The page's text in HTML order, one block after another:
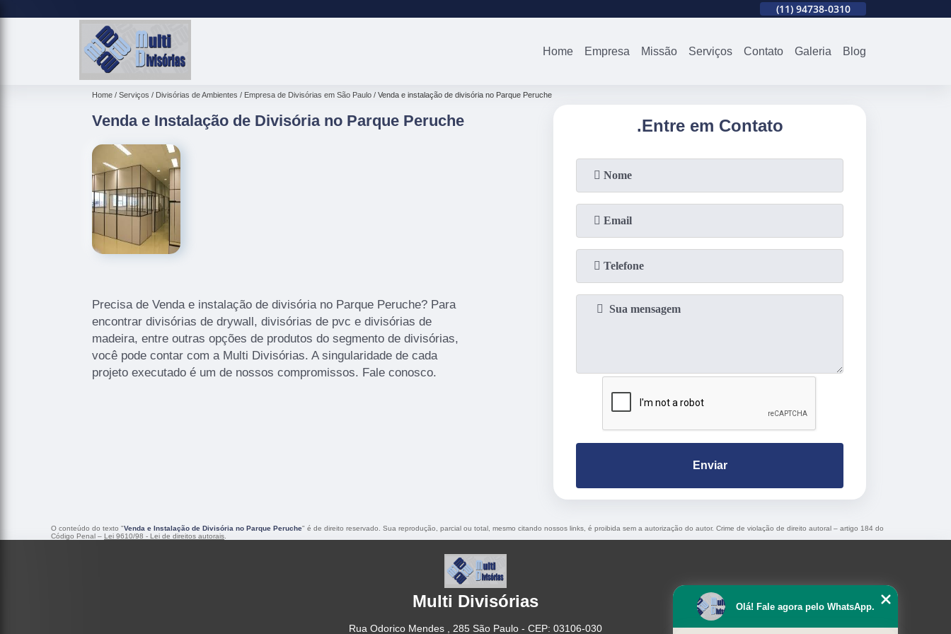
(11) 94738-0310
Home Empresa Missão Serviços Contato Galeria Blog
Home Serviços Divisórias de Ambientes Empresa de Divisórias em São Paulo Venda e instalação de divisória no Parque Peruche
Venda e Instalação de Divisória no Parque Peruche
Precisa de Venda e instalação de divisória no Parque Peruche? Para
encontrar divisórias de drywall, divisórias de pvc e divisórias de
madeira, entre outras opções de produtos do segmento de divisórias,
você pode contar com a Multi Divisórias. A singularidade de cada
projeto executado é um de nossos compromissos. Fale conosco.
.Entre em Contato
Enviar
O conteúdo do texto "Venda e Instalação de Divisória no Parque Peruche" é de direito reservado. Sua reprodução, parcial ou total, mesmo citando nossos links, é proibida sem a autorização do autor. Crime de violação de direito autoral – artigo 184 do
Código Penal – Lei 9610/98 - Lei de direitos autorais
Multi Divisórias
Rua Odorico Mendes , 285 São Paulo - CEP: 03106-030
Olá! Fale agora pelo WhatsApp.